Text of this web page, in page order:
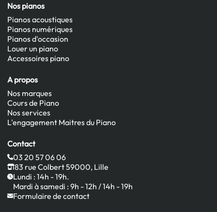
Nos pianos
Pianos acoustiques
Pianos numériques
Pianos d'occasion
Louer un piano
Accessoires piano
A propos
Nos marques
Cours de Piano
Nos services
L'engagement Maitres du Piano
Contact
03 20 57 06 06
83 rue Colbert 59000, Lille
Lundi : 14h - 19h.
Mardi à samedi : 9h - 12h / 14h - 19h
Formulaire de contact